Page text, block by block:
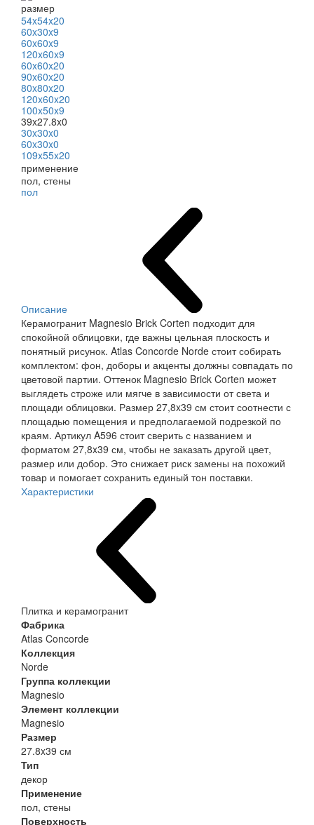
размер
54x54x20
60x30x9
60x60x9
120x60x9
60x60x20
90x60x20
80x80x20
120x60x20
100x50x9
39x27.8x0
30x30x0
60x30x0
109x55x20
применение
пол, стены
пол
Описание
Керамогранит Magnesio Brick Corten подходит для
спокойной облицовки, где важны цельная плоскость и
понятный рисунок. Atlas Concorde Norde стоит собирать
комплектом: фон, доборы и акценты должны совпадать по
цветовой партии. Оттенок Magnesio Brick Corten может
выглядеть строже или мягче в зависимости от света и
площади облицовки. Размер 27,8x39 см стоит соотнести с
площадью помещения и предполагаемой подрезкой по
краям. Артикул A596 стоит сверить с названием и
форматом 27,8x39 см, чтобы не заказать другой цвет,
размер или добор. Это снижает риск замены на похожий
товар и помогает сохранить единый тон поставки.
Характеристики
Плитка и керамогранит
Фабрика
Atlas Concorde
Коллекция
Norde
Группа коллекции
Magnesio
Элемент коллекции
Magnesio
Размер
27.8x39 см
Тип
декор
Применение
пол, стены
Поверхность